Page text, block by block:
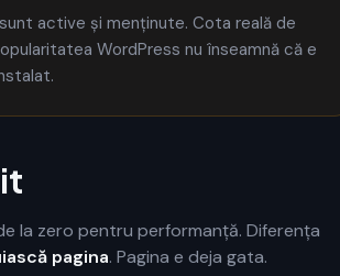
active și menținute. Cota reală de
WordPress nu înseamnă că e
la zero pentru performanță. Diferența
pagina. Pagina e deja gata.